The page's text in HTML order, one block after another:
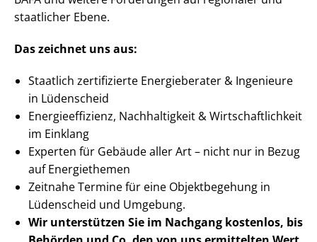
staatlicher Ebene.
Das zeichnet uns aus:
Staatlich zertifizierte Energieberater & Ingenieure
in Lüdenscheid
En­er­gie­ef­fi­zi­enz, Nachhaltigkeit & Wirt­schaft­lich­keit
im Einklang
Experten für Gebäude aller Art – nicht nur in Bezug
auf Energiethemen
Zeitnahe Termine für eine Objektbegehung in
Lüdenscheid und Umgebung.
Wir unterstützen Sie im Nachgang kostenlos, bis